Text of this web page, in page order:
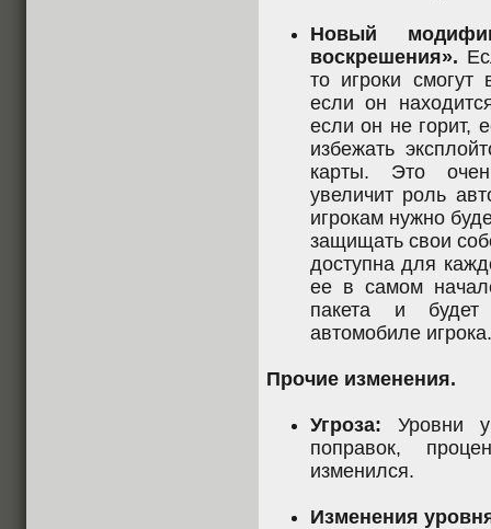
Новый
воскрешения».
то игроки смогут
если он
если он не горит,
избежать
карты. Это
увеличит роль
игрокам нужно
защищать свои
доступна для
ее в самом
пакета и
автомобиле игрока.
Прочие изменения.
Угроза: Уровни
поправок,
изменился.
Изменения